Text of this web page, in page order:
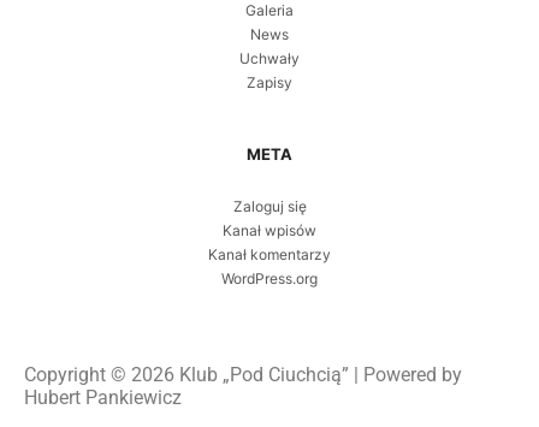
Galeria
News
Uchwały
Zapisy
META
Zaloguj się
Kanał wpisów
Kanał komentarzy
WordPress.org
Copyright © 2026 Klub „Pod Ciuchcią” | Powered by
Hubert Pankiewicz​